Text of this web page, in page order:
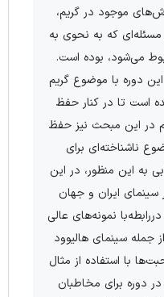
موجود در گریم،
که به نحوی به
می­‌شود، بوده است.
دوره با موضوع گریم
است تا در کنار حفظ
در این مبحث نیز حفظ
ناشناخته­‌ای برای
به این منظور، در این
سینمای ایران و جهان
نمونه‌­های عالی
جمله سینمای هالیوود
با استفاده از مثال­‌
دوره برای مخاطبان